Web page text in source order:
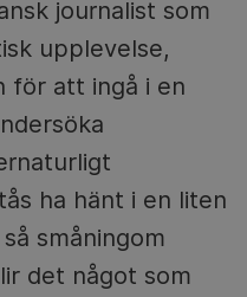
journalist som
upplevelse,
för att ingå i en
ha hänt i en liten
småningom
det något som